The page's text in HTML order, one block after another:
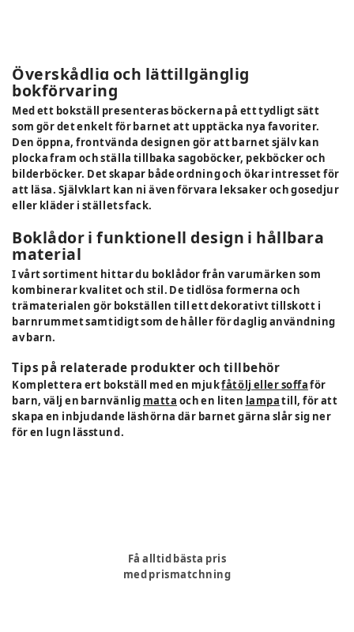
Överskådlig och lättillgänglig
bokförvaring
Med ett bokställ presenteras böckerna på ett tydligt sätt
som gör det enkelt för barnet att upptäcka nya favoriter.
Den öppna, frontvända designen gör att barnet själv kan
plocka fram och ställa tillbaka sagoböcker, pekböcker och
bilderböcker. Det skapar både ordning och ökar intresset för
att läsa. Självklart kan ni även förvara leksaker och gosedjur
eller kläder i ställets fack.
Boklådor i funktionell design i hållbara
material
I vårt sortiment hittar du boklådor från varumärken som
kombinerar kvalitet och stil. De tidlösa formerna och
trämaterialen gör bokställen till ett dekorativt tillskott i
barnrummet samtidigt som de håller för daglig användning
av barn.
Tips på relaterade produkter och tillbehör
Komplettera ert bokställ med en mjukfåtölj eller soffaför
barn, välj en barnvänlig matta och en liten lampatill, för att
skapa en inbjudande läshörna där barnet gärna slår sig ner
för en lugn lässtund.
Få alltid bästa pris
med prismatchning